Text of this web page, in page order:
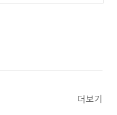
더보기